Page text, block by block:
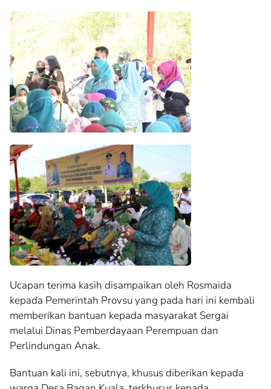
Ucapan terima kasih disampaikan oleh Rosmaida
kepada Pemerintah Provsu yang pada hari ini kembali
memberikan bantuan kepada masyarakat Sergai
melalui Dinas Pemberdayaan Perempuan dan
Perlindungan Anak.
Bantuan kali ini, sebutnya, khusus diberikan kepada